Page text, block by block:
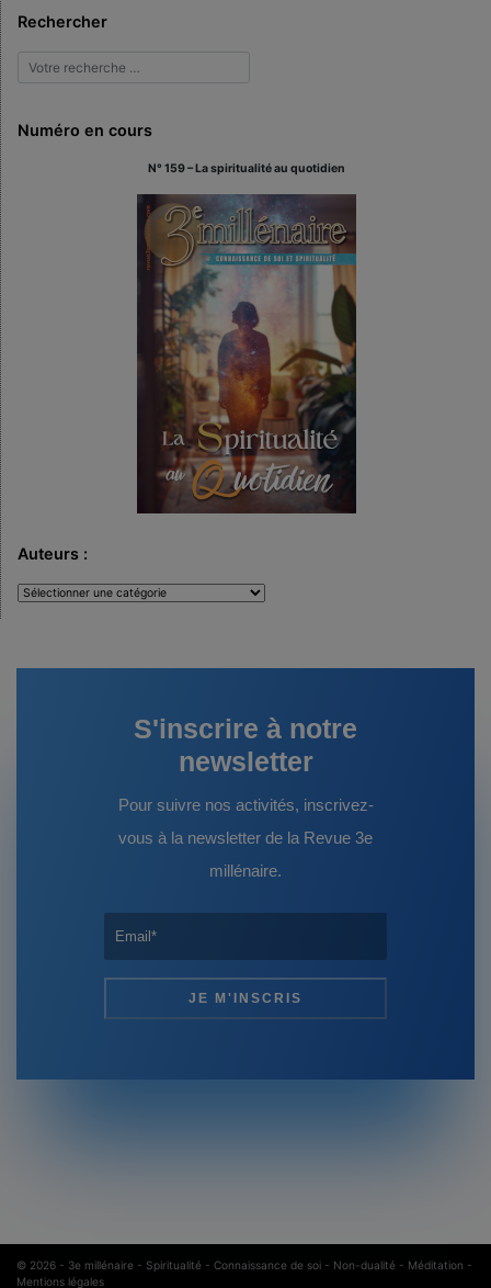
Rechercher
Numéro en cours
N° 159 – La spiritualité au quotidien
Auteurs :
Auteurs
:
S'inscrire à notre
newsletter
Pour suivre nos activités, inscrivez-
vous à la newsletter de la Revue 3e
millénaire.
© 2026 - 3e millénaire - Spiritualité - Connaissance de soi - Non-dualité - Méditation -
Mentions légales